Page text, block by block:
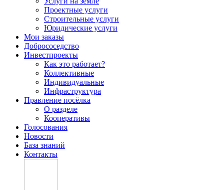
Проектные услуги
Строительные услуги
Юридические услуги
Мои заказы
Добрососедство
Инвестпроекты
Как это работает?
Коллективные
Индивидуальные
Инфраструктура
Правление посёлка
О разделе
Кооперативы
Голосования
Новости
База знаний
Контакты